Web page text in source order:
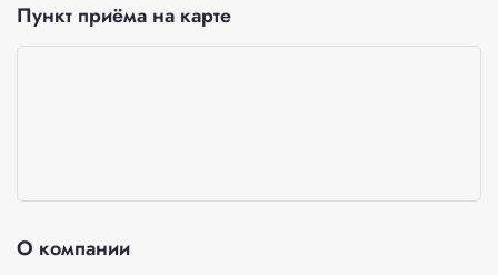
Пункт приёма на карте
О компании